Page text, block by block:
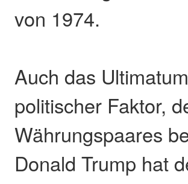
von 1974.
Auch das
politischer Faktor,
Währungspaares
Donald Trump hat